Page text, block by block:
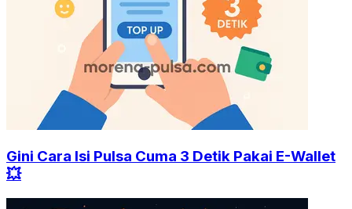
Gini Cara Isi Pulsa Cuma 3 Detik Pakai E-Wallet
💥